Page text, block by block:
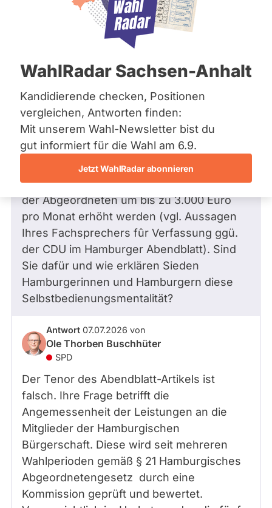
Bremen
Hamburg
Mecklenburg-Vorpommern
Nordrhein-Westfalen
Saarland
Sachsen
Sachsen-Anhalt
Sachsen-Anhalt
Schleswig-Holstein
Thüringen
Archiv
Über uns
Spenden
WahlRadar Sachsen-Anhalt
Kandidierende checken, Positionen
vergleichen, Antworten finden:
Mit unserem Wahl-Newsletter bist du
gut informiert für die Wahl am 6.9.
Jetzt WahlRadar abonnieren
Zum Profil Frage stellen
Frage von Felix K. • 07.07.2026
Warum sollen bei der aktuellen
Haushaltslage die Diäten weiter erhöht
werden?
Sehr geehrter Herr Buschhüter,
trotz der angeblichen schwierigen
Wirtschaftslage und der Erhöhung der
Arbeitszeit der Beamte sollen die Diäten
der Abgeordneten um bis zu 3.000 Euro
pro Monat erhöht werden (vgl. Aussagen
Ihres Fachsprechers fûr Verfassung ggü.
der CDU im Hamburger Abendblatt). Sind
Sie dafür und wie erklären Sieden
Hamburgerinnen und Hamburgern diese
Selbstbedienungsmentalität?
Antwort 07.07.2026 von
Ole Thorben Buschhüter
SPD
Der Tenor des Abendblatt-Artikels ist
falsch. Ihre Frage betrifft die
Angemessenheit der Leistungen an die
Mitglieder der Hamburgischen
Bürgerschaft. Diese wird seit mehreren
Wahlperioden gemäß § 21 Hamburgisches
Abgeordnetengesetz durch eine
Kommission geprüft und bewertet.